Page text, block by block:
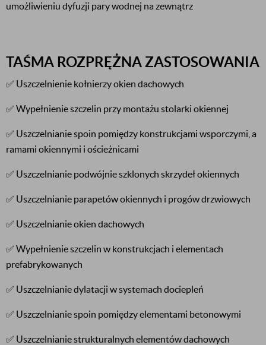
umożliwieniu dyfuzji pary wodnej na zewnątrz
TAŚMA ROZPRĘŻNA ZASTOSOWANIA
✅ Uszczelnienie kołnierzy okien dachowych
✅ Wypełnienie szczelin przy montażu stolarki okiennej
✅ Uszczelnianie spoin pomiędzy konstrukcjami wsporczymi, a
ramami okiennymi i ościeżnicami
✅ Uszczelnianie podwójnie szklonych skrzydeł okiennych
✅ Uszczelnianie parapetów okiennych i progów drzwiowych
✅ Uszczelnianie okien dachowych
✅ Wypełnienie szczelin w konstrukcjach i elementach
prefabrykowanych
✅ Uszczelnianie dylatacji w systemach dociepleń
✅ Uszczelnianie spoin pomiędzy elementami betonowymi
✅ Uszczelnianie strukturalnych elementów dachowych